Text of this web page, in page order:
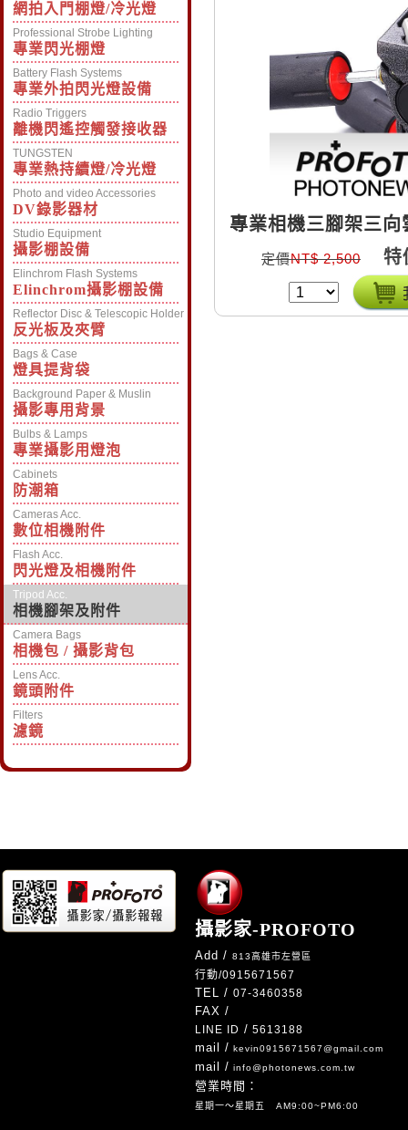
網拍入門棚燈/冷光燈
Professional Strobe Lighting
專業閃光棚燈
Battery Flash Systems
專業外拍閃光燈設備
Radio Triggers
離機閃遙控觸發接收器
TUNGSTEN
專業熱持續燈/冷光燈
Photo and video Accessories
DV錄影器材
Studio Equipment
攝影棚設備
Elinchrom Flash Systems
Elinchrom攝影棚設備
Reflector Disc & Telescopic Holder
反光板及夾臂
Bags & Case
燈具提背袋
Background Paper & Muslin
攝影專用背景
Bulbs & Lamps
專業攝影用燈泡
Cabinets
防潮箱
Cameras Acc.
數位相機附件
Flash Acc.
閃光燈及相機附件
Tripod Acc.
相機腳架及附件
Camera Bags
相機包 / 攝影背包
Lens Acc.
鏡頭附件
Filters
濾鏡
專業相機三腳架三向
板，方便快速
定價NT$ 2,500 特
攝影家-PROFOTO
Add / 813高雄市左營區
行動/0915671567
TEL / 07-3460358
FAX /
LINE ID / 5613188
mail / kevin0915671567@gmail.com
mail / info@photonews.com.tw
營業時間：
星期一～星期五 AM9:00~PM6:00